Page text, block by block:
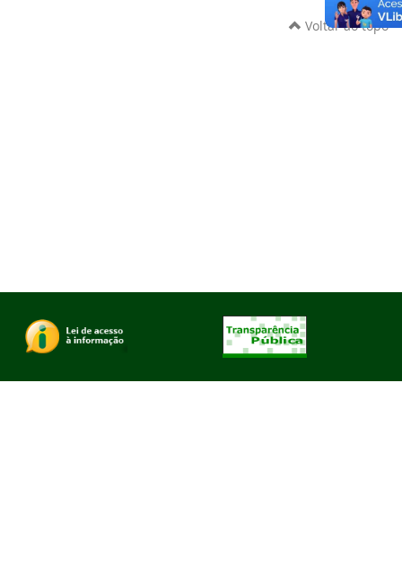
Voltar ao topo